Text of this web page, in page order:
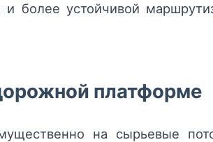
и более устойчивой
платформе
на сырьевые